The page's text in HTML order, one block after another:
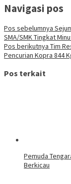
Navigasi pos
Pos sebelumnya
SMA/SMK Tingkat
Pos berikutnya Tim
Pencurian Kopra 844
Pos terkait
Pemuda
Berkicau